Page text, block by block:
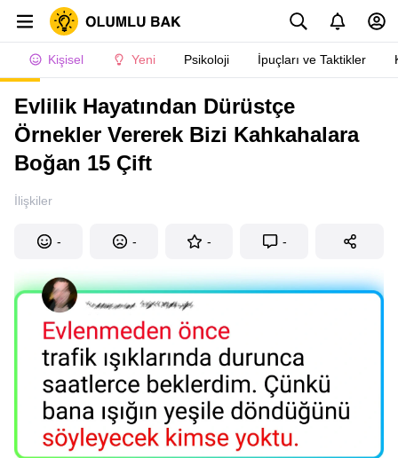
Kişisel Yeni Psikoloji İpuçları ve Taktikler
Evlilik Hayatından Dürüstçe
Örnekler Vererek Bizi Kahkahalara
Boğan 15 Çift
İlişkiler
- - - -